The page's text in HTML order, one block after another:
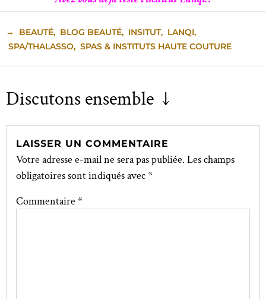
→ BEAUTÉ, BLOG BEAUTÉ, INSITUT, LANQI,
SPA/THALASSO, SPAS & INSTITUTS HAUTE COUTURE
Discutons ensemble ↓
LAISSER UN COMMENTAIRE
Votre adresse e-mail ne sera pas publiée. Les champs
obligatoires sont indiqués avec*
Commentaire *